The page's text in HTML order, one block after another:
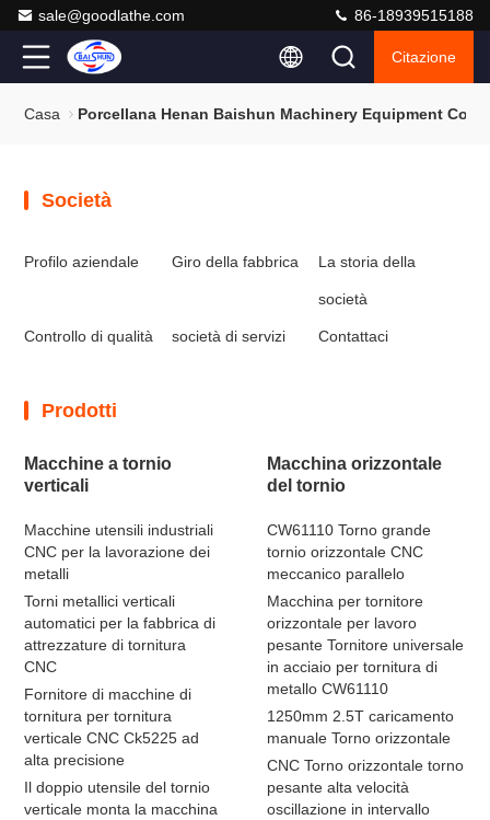
sale@goodlathe.com 86-18939515188
Citazione
Casa Porcellana Henan Baishun Machinery Equipment Co.,
Società
Profilo aziendale Giro della fabbrica La storia della
società
Controllo di qualità società di servizi Contattaci
Prodotti
Macchine a tornio
verticali
Macchine utensili industriali
CNC per la lavorazione dei
metalli
Torni metallici verticali
automatici per la fabbrica di
attrezzature di tornitura
CNC
Fornitore di macchine di
tornitura per tornitura
verticale CNC Ck5225 ad
alta precisione
Il doppio utensile del tornio
verticale monta la macchina
Macchina orizzontale
del tornio
CW61110 Torno grande
tornio orizzontale CNC
meccanico parallelo
Macchina per tornitore
orizzontale per lavoro
pesante Tornitore universale
in acciaio per tornitura di
metallo CW61110
1250mm 2.5T caricamento
manuale Torno orizzontale
CNC Torno orizzontale torno
pesante alta velocità
oscillazione in intervallo